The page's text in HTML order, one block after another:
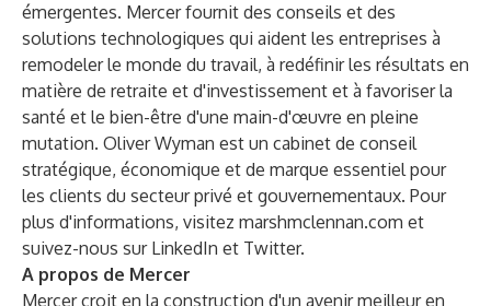
émergentes. Mercerfournit des conseils et des
solutions technologiques qui aident les entreprises à
remodeler le monde du travail, à redéfinir les résultats en
matière de retraite et d'investissement et à favoriser la
santé et le bien-être d'une main-d'œuvre en pleine
mutation. Oliver Wyman est un cabinet de conseil
stratégique, économique et de marque essentiel pour
les clients du secteur privé et gouvernementaux. Pour
plus d'informations, visitez marshmclennan.com et
suivez-nous sur LinkedIn et Twitter.
A propos de Mercer
Mercercroit en la construction d'un avenir meilleur en